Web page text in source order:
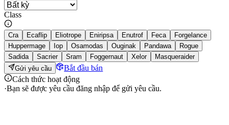
Class
Cra Ecaflip Eliotrope Eniripsa Enutrof Feca
Forgelance
Huppermage
Iop Osamodas Ouginak Pandawa
Rogue
Sadida
Sacrier Sram Foggernaut Xelor
Masqueraider
Gửi yêu cầu
Bắt đầu bán
Cách thức hoạt động
·Bạn sẽ được yêu cầu đăng nhập để gửi yêu cầu.